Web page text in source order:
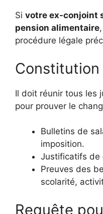
Si votre ex-conjoint
pension alimentaire
procédure légale
Il doit réunir tous les
pour prouver le
Bulletins de
imposition.
Justificatifs de
Preuves des
scolarité,
Requête